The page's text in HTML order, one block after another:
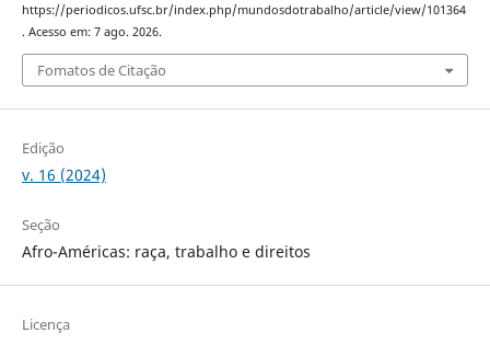
https://periodicos.ufsc.br/index.php/mundosdotrabalho/article/view/101364
. Acesso em: 7 ago. 2026.
Fomatos de Citação
Edição
v. 16 (2024)
Seção
Afro-Américas: raça, trabalho e direitos
Licença